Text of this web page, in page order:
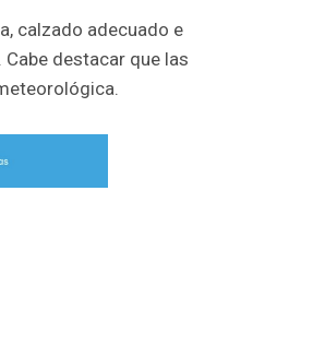
calzado adecuado e
destacar que las